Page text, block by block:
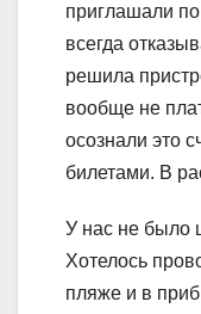
приглашали
всегда
решила
вообще не
осознали это
билетами. В
У нас не было
Хотелось
пляже и в